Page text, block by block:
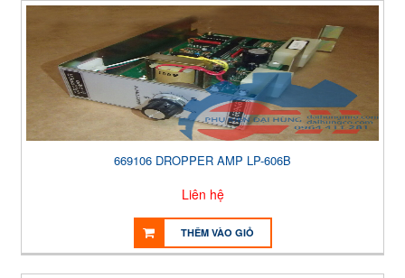
669106 DROPPER AMP LP-606B
Liên hệ
THÊM VÀO GIỎ